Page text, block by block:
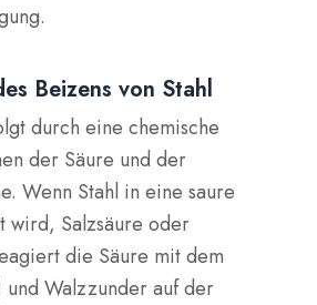
Beizens von Stahl
durch einechemische
der Säure und der
Wenn Stahl in eine saure
wird, Salzsäure oder
die Säure mit dem
undWalzzunderauf der